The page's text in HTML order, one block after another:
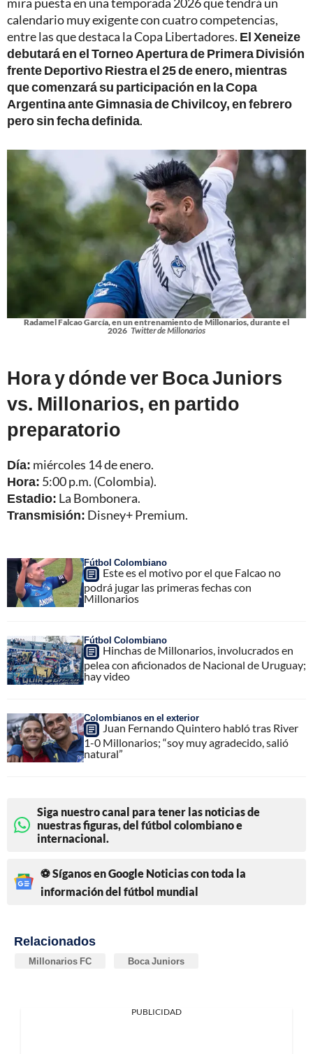
calendario muy exigente con cuatro competencias,
entre las que destaca la Copa Libertadores. El Xeneize
debutará en el Torneo Apertura de Primera División
frente Deportivo Riestra el 25 de enero, mientras
que comenzará su participación en la Copa
Argentina ante Gimnasia de Chivilcoy, en febrero
pero sin fecha definida.
Radamel Falcao García, en un entrenamiento de Millonarios, durante el
2026 Twitter de Millonarios
Hora y dónde ver Boca Juniors
vs. Millonarios, en partido
preparatorio
Día: miércoles 14 de enero.
Hora: 5:00 p.m. (Colombia).
Estadio: La Bombonera.
Transmisión: Disney+ Premium.
Fútbol Colombiano
Este es el motivo por el que Falcao no
podrá jugar las primeras fechas con
Millonarios
Fútbol Colombiano
Hinchas de Millonarios, involucrados en
pelea con aficionados de Nacional de Uruguay;
hay video
Colombianos en el exterior
Juan Fernando Quintero habló tras River
1-0 Millonarios; “soy muy agradecido, salió
natural”
Siga nuestro canal para tener las noticias de
nuestras figuras, del fútbol colombiano e
internacional.
⚽ Síganos en Google Noticias con toda la
información del fútbol mundial
Relacionados
Millonarios FC Boca Juniors
PUBLICIDAD